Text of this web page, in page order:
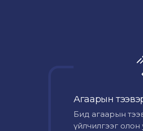
Агаарын
Бид агаарын
үйлчилгээг